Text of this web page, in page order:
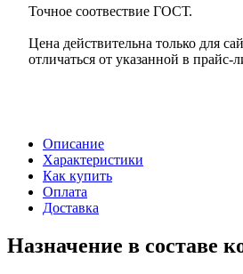
Точное соотвествие ГОСТ.
Цена действительна только для
отличаться от указанной в прайс-
Описание
Характеристики
Как купить
Оплата
Доставка
Назначение в составе